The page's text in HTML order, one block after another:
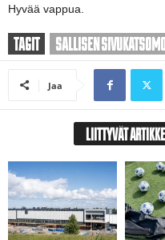
Hyvää vappua.
TAGIT SALLISEN
Jaa
LIITTYVÄT